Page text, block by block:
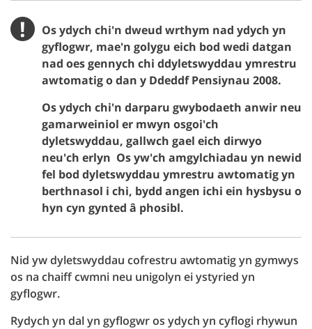
! Pwysig
Os ydych chi'n dweud wrthym nad ydych yn
gyflogwr, mae'n golygu eich bod wedi datgan
nad oes gennych chi ddyletswyddau ymrestru
awtomatig o dan y Ddeddf Pensiynau 2008.
Os ydych chi'n darparu gwybodaeth anwir neu
gamarweiniol er mwyn osgoi'ch
dyletswyddau, gallwch gael eich dirwyo
neu'ch erlyn Os yw'ch amgylchiadau yn newid
fel bod dyletswyddau ymrestru awtomatig yn
berthnasol i chi, bydd angen ichi ein hysbysu o
hyn cyn gynted â phosibl.
Nid yw dyletswyddau cofrestru awtomatig yn gymwys
os na chaiff cwmni neu unigolyn ei ystyried yn
gyflogwr.
Rydych yn dal yn gyflogwr os ydych yn cyflogi rhywun